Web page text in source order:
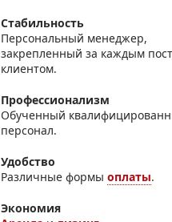
Стабильность
Персональный менеджер,
закрепленный за каждым
клиентом.
Профессионализм
Обученный
персонал.
Удобство
Различные формыоплаты.
Экономия